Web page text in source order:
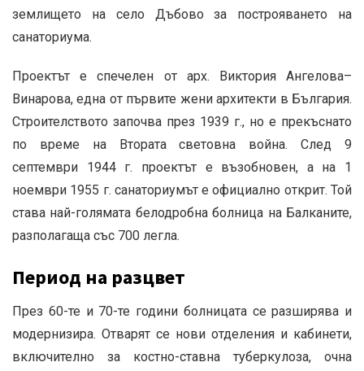
землището на село Дъбово за построяването на
санаториума.
Проектът е спечелен от арх. Виктория Ангелова–
Винарова, една от първите жени архитекти в България.
Строителството започва през 1939 г., но е прекъснато
по време на Втората световна война.
След 9
септември 1944 г. проектът е възобновен, а на 1
ноември 1955 г. санаториумът е официално открит. Той
става най-голямата белодробна болница на Балканите,
разполагаща със 700 легла.
Период на разцвет
През 60-те и 70-те години болницата се разширява и
модернизира. Отварят се нови отделения и кабинети,
включително за костно-ставна туберкулоза, очна